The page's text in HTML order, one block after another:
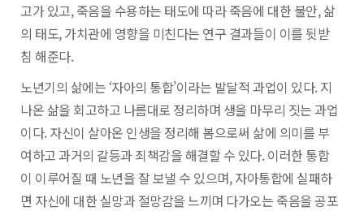
고가 있고, 죽음을 수용하는 태도에 따라 죽음에 대한 불안, 삶
의 태도, 가치관에 영향을 미친다는 연구 결과들이 이를 뒷받
침 해준다.
노년기의 삶에는 ‘자아의 통합’이라는 발달적 과업이 있다. 지
나온 삶을 회고하고 나름대로 정리하며 생을 마무리 짓는 과업
이다. 자신이 살아온 인생을 정리해 봄으로써 삶에 의미를 부
여하고 과거의 갈등과 죄책감을 해결할 수 있다. 이러한 통합
이 이루어질 때 노년을 잘 보낼 수 있으며, 자아통합에 실패하
면 자신에 대한 실망과 절망감을 느끼며 다가오는 죽음을 공포